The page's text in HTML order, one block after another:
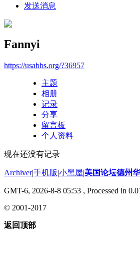
发送消息
Fannyi
https://usabbs.org/?36957
主题
相册
记录
分享
留言板
个人资料
现在还没有记录
Archiver|手机版|小黑屋|美国论坛德州
GMT-6, 2026-8-8 05:53 , Processed in
© 2001-2017
返回顶部